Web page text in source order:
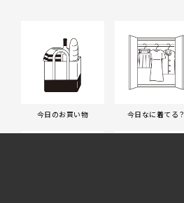
今日のお買い物 今日なに着てる？